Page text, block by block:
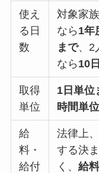
使え
る日
数
対象家
なら 1年
まで、2
なら 10
取得
単位
1日単位
時間単位
給
料・
給付
法律上
する決
く、給